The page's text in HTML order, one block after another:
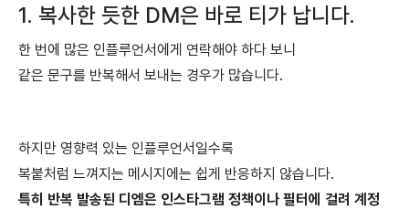
1. 복사한 듯한 DM은 바로 티가 납니다.
한 번에 많은 인플루언서에게 연락해야 하다 보니
같은 문구를 반복해서 보내는 경우가 많습니다.
하지만 영향력 있는 인플루언서일수록
복붙처럼 느껴지는 메시지에는 쉽게 반응하지 않습니다.
특히 반복 발송된 디엠은 인스타그램 정책이나 필터에 걸려 계정